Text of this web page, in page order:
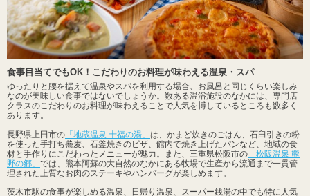
食事目当てでもOK！こだわりのお料理が味わえる温泉・スパ
ゆったりと腰を据えて温泉やスパを利用する場合、お風呂と同じくらい楽しみ
なのが美味しい食事ではないでしょうか。数ある温浴施設のなかには、専門店
クラスのこだわりのお料理が味わえることで人気を博しているところも数多く
あります。
長野県上田市の 「地蔵温泉 十福の湯」 は、かまど炊きのごはん、石臼引きの粉
を使った手打ち蕎麦、石釜焼きのピザ、館内で焼き上げたパンなど、地域の食
材と手作りにこだわったメニューが魅力。また、三重県松阪市の 「松阪温泉 熊
野の郷」 では、熊本阿蘇の大自然のなかにある牧場で生産から流通まで一貫管
理された上質なお肉のステーキやハンバーグが楽しめます。
茨木市駅の食事が楽しめる温泉、日帰り温泉、スーパー銭湯の中でも特に人気